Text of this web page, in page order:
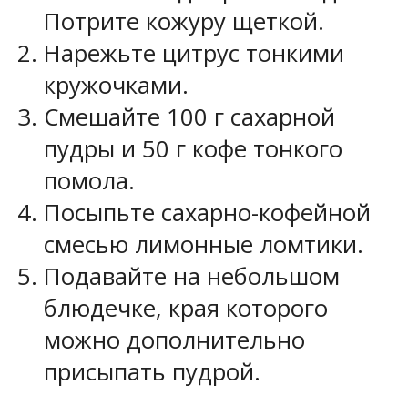
Потрите кожуру щеткой.
Нарежьте цитрус тонкими
кружочками.
Смешайте 100 г сахарной
пудры и 50 г кофе тонкого
помола.
Посыпьте сахарно-кофейной
смесью лимонные ломтики.
Подавайте на небольшом
блюдечке, края которого
можно дополнительно
присыпать пудрой.